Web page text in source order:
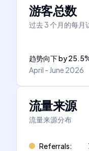
游客总数
过去 3 个月的每月
趋势向下by25.5
April - June 2026
流量来源
流量来源分布
Referrals: